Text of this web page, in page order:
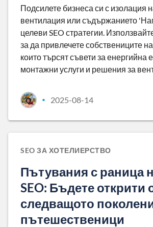
Подсилете бизнеса си с изолация
вентилация или съдържанието
целеви SEO стратегии.
за да привлечете собствениците
които търсят съвети за енергийна
монтажни услуги и решения за
• 2025-08-14
SEO ЗА ХОТЕЛИЕРСТВО
Пътувания с раница
SEO: Бъдете открити
следващото
пътешественици